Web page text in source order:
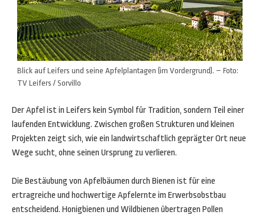
Blick auf Leifers und seine Apfelplantagen (im Vordergrund). – Foto:
TV Leifers / Sorvillo
Der Apfel ist in Leifers kein Symbol für Tradition, sondern Teil einer
laufenden Entwicklung. Zwischen großen Strukturen und kleinen
Projekten zeigt sich, wie ein landwirtschaftlich geprägter Ort neue
Wege sucht, ohne seinen Ursprung zu verlieren.
Die Bestäubung von Apfelbäumen durch Bienen ist für eine
ertragreiche und hochwertige Apfelernte im Erwerbsobstbau
entscheidend. Honigbienen und Wildbienen übertragen Pollen